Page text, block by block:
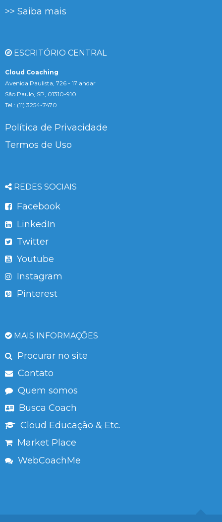
>> Saiba mais
ESCRITÓRIO CENTRAL
Cloud Coaching
Avenida Paulista, 726 - 17 andar
São Paulo, SP, 01310-910
Tel.: (11) 3254-7470
Política de Privacidade
Termos de Uso
REDES SOCIAIS
Facebook
LinkedIn
Twitter
Youtube
Instagram
Pinterest
MAIS INFORMAÇÕES
Procurar no site
Contato
Quem somos
Busca Coach
Cloud Educação & Etc.
Market Place
WebCoachMe